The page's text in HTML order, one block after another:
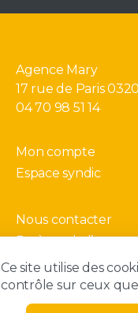
Agence Mary
17 rue de Paris
04 70 98 51 14
Mon compte
Espace syndic
Nous contacter
Barème de
Gérer mes cookies
Ce site utilise des
contrôle sur ceux